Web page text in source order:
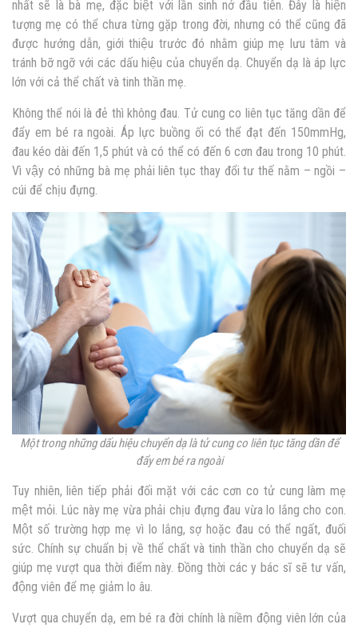
nhất sẽ là bà mẹ, đặc biệt với lần sinh nở đầu tiên. Đây là hiện
tượng mẹ có thể chưa từng gặp trong đời, nhưng có thể cũng đã
được hướng dẫn, giới thiệu trước đó nhằm giúp mẹ lưu tâm và
tránh bỡ ngỡ với các dấu hiệu của chuyển dạ. Chuyển dạ là áp lực
lớn với cả thể chất và tinh thần mẹ.
Không thể nói là đẻ thì không đau. Tử cung co liên tục tăng dần để
đẩy em bé ra ngoài. Áp lực buồng ối có thể đạt đến 150mmHg,
đau kéo dài đến 1,5 phút và có thể có đến 6 cơn đau trong 10 phút.
Vì vậy có những bà mẹ phải liên tục thay đổi tư thế nằm – ngồi –
cúi để chịu đựng.
Một trong những dấu hiệu chuyển dạ là tử cung co liên tục tăng dần để
đẩy em bé ra ngoài
Tuy nhiên, liên tiếp phải đối mặt với các cơn co tử cung làm mẹ
mệt mỏi. Lúc này mẹ vừa phải chịu đựng đau vừa lo lắng cho con.
Một số trường hợp mẹ vì lo lắng, sợ hoặc đau có thể ngất, đuối
sức. Chính sự chuẩn bị về thể chất và tinh thần cho chuyển dạ sẽ
giúp mẹ vượt qua thời điểm này. Đồng thời các y bác sĩ sẽ tư vấn,
động viên để mẹ giảm lo âu.
Vượt qua chuyển dạ, em bé ra đời chính là niềm động viên lớn của